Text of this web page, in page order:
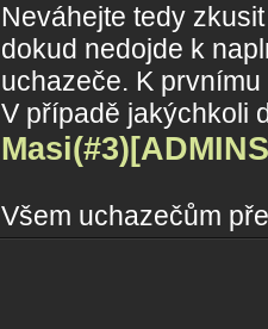
Neváhejte tedy
dokud nedojde k
uchazeče. K
V případě jakýchkoli
Masi(#3)
Všem uchazečům